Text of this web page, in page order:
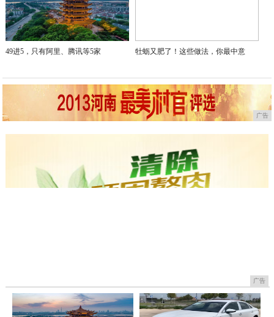
49进5，只有阿里、腾讯等5家 牡蛎又肥了！这些做法，你最中意
广告
广告